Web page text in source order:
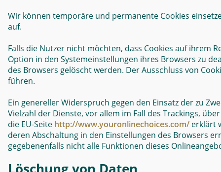
Wir können temporäre und permanente Cookies
auf.
Falls die Nutzer nicht möchten, dass Cookies auf ihrem
Option in den Systemeinstellungen ihres Browsers zu
des Browsers gelöscht werden. Der Ausschluss von
führen.
Ein genereller Widerspruch gegen den Einsatz der zu
Vielzahl der Dienste, vor allem im Fall des Trackings,
die EU-Seite http://www.youronlinechoices.com/ erklärt
deren Abschaltung in den Einstellungen des Browsers
gegebenenfalls nicht alle Funktionen dieses